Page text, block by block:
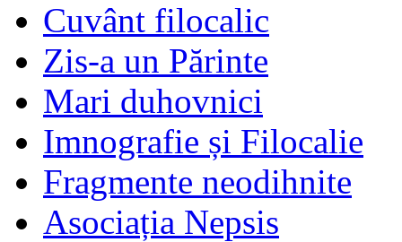
Cuvânt filocalic
Zis-a un Părinte
Mari duhovnici
Imnografie și Filocalie
Fragmente neodihnite
Asociația Nepsis